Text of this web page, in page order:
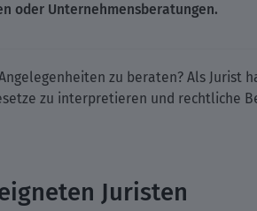
oder Unternehmensberatungen.
zu beraten? Als Jurist
zu interpretieren und rechtliche
Juristen